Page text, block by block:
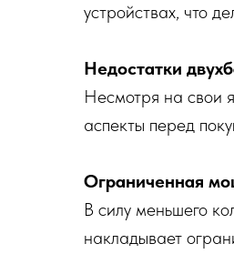
устройствах, что
Недостатки
Несмотря на свои
аспекты перед
Ограниченная
В силу меньшего
накладывает